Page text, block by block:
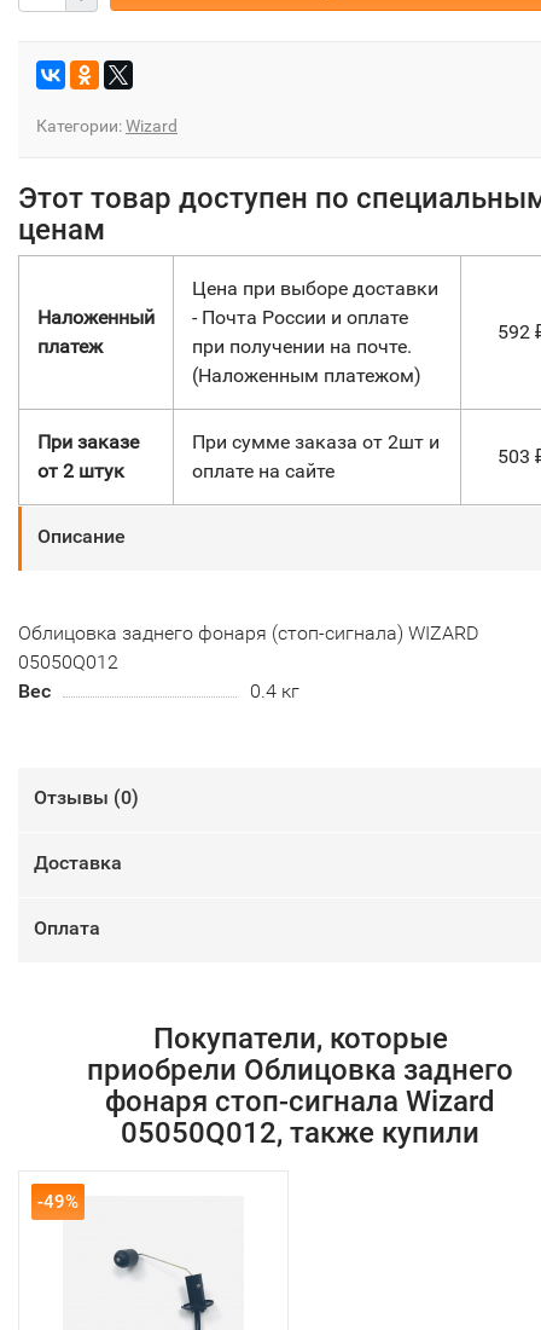
Категории:Wizard
Этот товар доступен по
ценам
Наложенный
платеж
Цена при выборе доставки
- Почта России и оплате
при получении на почте.
(Наложенным платежом)
592
При заказе
от 2 штук
При сумме заказа от 2шт и
оплате на сайте
503
Описание
Облицовка заднего фонаря (стоп-сигнала) WIZARD
05050Q012
Вес
0.4 кг
Отзывы (0)
Доставка
Оплата
Покупатели, которые
приобрели Облицовка заднего
фонаря стоп-сигнала Wizard
05050Q012, также купили
-49%